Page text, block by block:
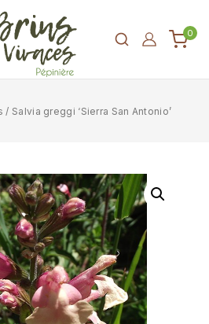
0
/ Salvia greggi ‘Sierra San Antonio’